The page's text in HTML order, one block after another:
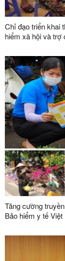
Chỉ đạo triển khai
hiểm xã hội và trợ
Tăng cường
Bảo hiểm y tế